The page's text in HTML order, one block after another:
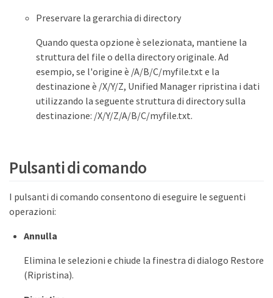
Preservare la gerarchia di directory
Quando questa opzione è selezionata, mantiene la
struttura del file o della directory originale. Ad
esempio, se l'origine è /A/B/C/myfile.txt e la
destinazione è /X/Y/Z, Unified Manager ripristina i dati
utilizzando la seguente struttura di directory sulla
destinazione: /X/Y/Z/A/B/C/myfile.txt.
Pulsanti di comando
I pulsanti di comando consentono di eseguire le seguenti
operazioni:
Annulla
Elimina le selezioni e chiude la finestra di dialogo Restore
(Ripristina).